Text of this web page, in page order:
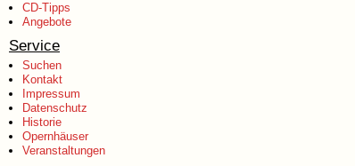
CD-Tipps
Angebote
Service
Suchen
Kontakt
Impressum
Datenschutz
Historie
Opernhäuser
Veranstaltungen